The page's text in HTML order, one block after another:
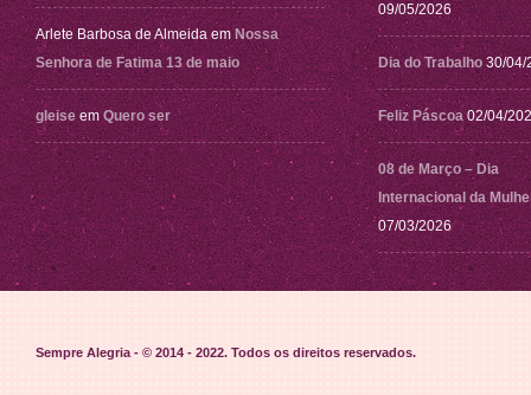
Arlete Barbosa de Almeida em Nossa
Senhora de Fatima 13 de maio
gleise em Quero ser
09/05/2026
Dia do Trabalho 30/04/
Feliz Páscoa 02/04/
08 de Março – Dia
Internacional da
07/03/2026
Sempre Alegria - © 2014 - 2022. Todos os direitos reservados.